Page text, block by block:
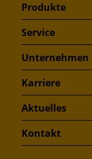
Produkte
Service
Unternehmen
Karriere
Aktuelles
Kontakt